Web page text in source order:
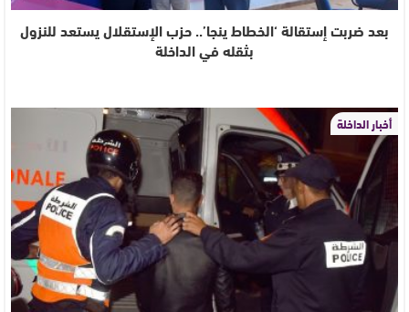
بعد ضربت إستقالة ‘الخطاط ينجا’.. حزب الإستقلال يستعد للنزول
بثقله في الداخلة
أخبار الداخلة